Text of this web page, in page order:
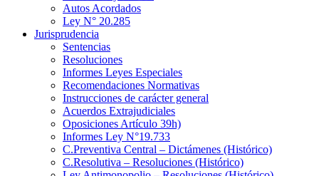
Autos Acordados
Ley N° 20.285
Jurisprudencia
Sentencias
Resoluciones
Informes Leyes Especiales
Recomendaciones Normativas
Instrucciones de carácter general
Acuerdos Extrajudiciales
Oposiciones Artículo 39h)
Informes Ley N°19.733
C.Preventiva Central – Dictámenes (Histórico)
C.Resolutiva – Resoluciones (Histórico)